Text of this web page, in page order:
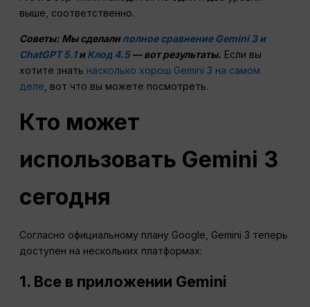
выше, соответственно.
Советы: Мы сделалиполное сравнение Gemini 3 и
ChatGPT 5.1иКлод 4.5 — вот результаты. Если вы
хотите знать насколько хорош Gemini 3 на самом
деле , вот что вы можете посмотреть.
Кто может
использовать Gemini 3
сегодня
Согласно официальному плану Google, Gemini 3 теперь
доступен на нескольких платформах:
1. Все в приложении Gemini